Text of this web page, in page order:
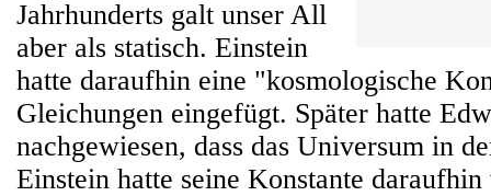
Jahrhunderts galt unser All
aber als statisch. Einstein
hatte daraufhin eine "kosmologische
Gleichungen eingefügt. Später hatte
nachgewiesen, dass das Universum in
Einstein hatte seine Konstante